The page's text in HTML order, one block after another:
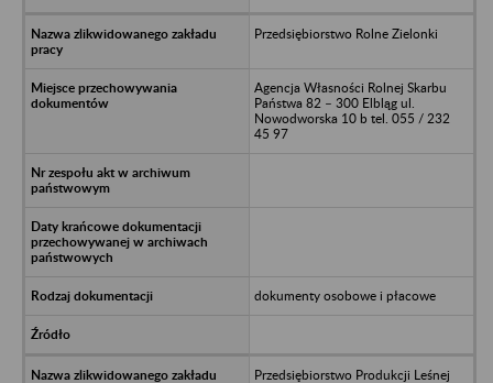
Przedsiębiorstwo Rolne Zielonki
Agencja Własności Rolnej Skarbu
Państwa 82 – 300 Elbląg ul.
Nowodworska 10 b tel. 055 / 232
45 97
dokumenty osobowe i płacowe
Przedsiębiorstwo Produkcji Leśnej